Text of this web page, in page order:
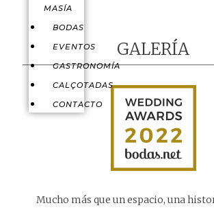
MASÍA
BODAS
EVENTOS
GASTRONOMÍA
CALÇOTADAS
CONTACTO
GALERÍA
Mucho más que un espacio, una